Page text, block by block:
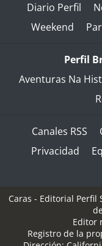
Diario Perfil
Weekend
Perfil
Aventuras Na
Canales RSS
Privacidad
Caras - Editorial Perfil
Editor
Registro de la